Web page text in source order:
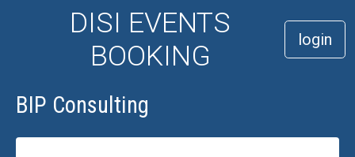
DISI EVENTS
BOOKING
login
BIP Consulting